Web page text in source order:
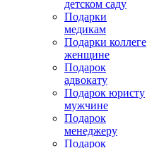
детском саду
Подарки
медикам
Подарки коллеге
женщине
Подарок
адвокату
Подарок юристу
мужчине
Подарок
менеджеру
Подарок